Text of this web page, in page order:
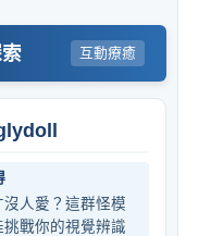
互動療癒
沒人愛？這群怪模
戰你的視覺辨識